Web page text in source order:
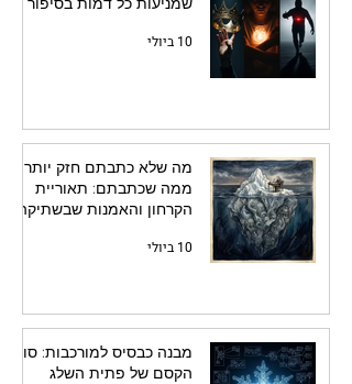
שמניעות כל דמות בסיפור
10 ביולי
מה שלא כתבתם חזק יותר
ממה שכתבתם: תאוריית
הקרחון והאמנות שבשתיקה
10 ביולי
מבנה כבסיס למורכבות: סוד
הקסם של פתית השלג